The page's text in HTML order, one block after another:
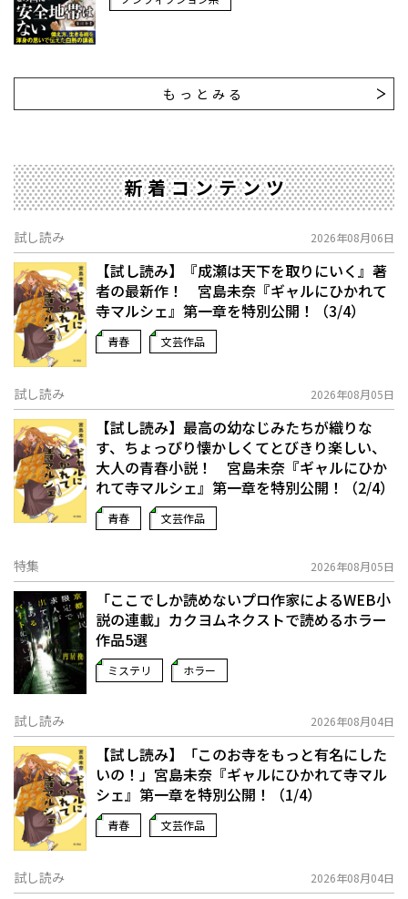
もっとみる
新着コンテンツ
試し読み 2026年08月06日
【試し読み】『成瀬は天下を取りにいく』著
者の最新作！ 宮島未奈『ギャルにひかれて
寺マルシェ』第一章を特別公開！（3/4）
青春 文芸作品
試し読み 2026年08月05日
【試し読み】最高の幼なじみたちが織りな
す、ちょっぴり懐かしくてとびきり楽しい、
大人の青春小説！ 宮島未奈『ギャルにひか
れて寺マルシェ』第一章を特別公開！（2/4）
青春 文芸作品
特集 2026年08月05日
「ここでしか読めないプロ作家によるWEB小
説の連載」――カクヨムネクストで読めるホラー
作品5選
ミステリ ホラー
試し読み 2026年08月04日
【試し読み】「このお寺をもっと有名にした
いの！」宮島未奈『ギャルにひかれて寺マル
シェ』第一章を特別公開！（1/4）
青春 文芸作品
試し読み 2026年08月04日